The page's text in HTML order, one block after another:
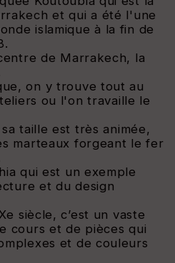
et qui a été l'une
islamique à la fin de
de Marrakech, la
on y trouve tout au
ou l'on travaille le
taille est très animée,
marteaux forgeant le fer
qui est un exemple
et du design
siècle, c’est un vaste
cours et de pièces qui
et de couleurs